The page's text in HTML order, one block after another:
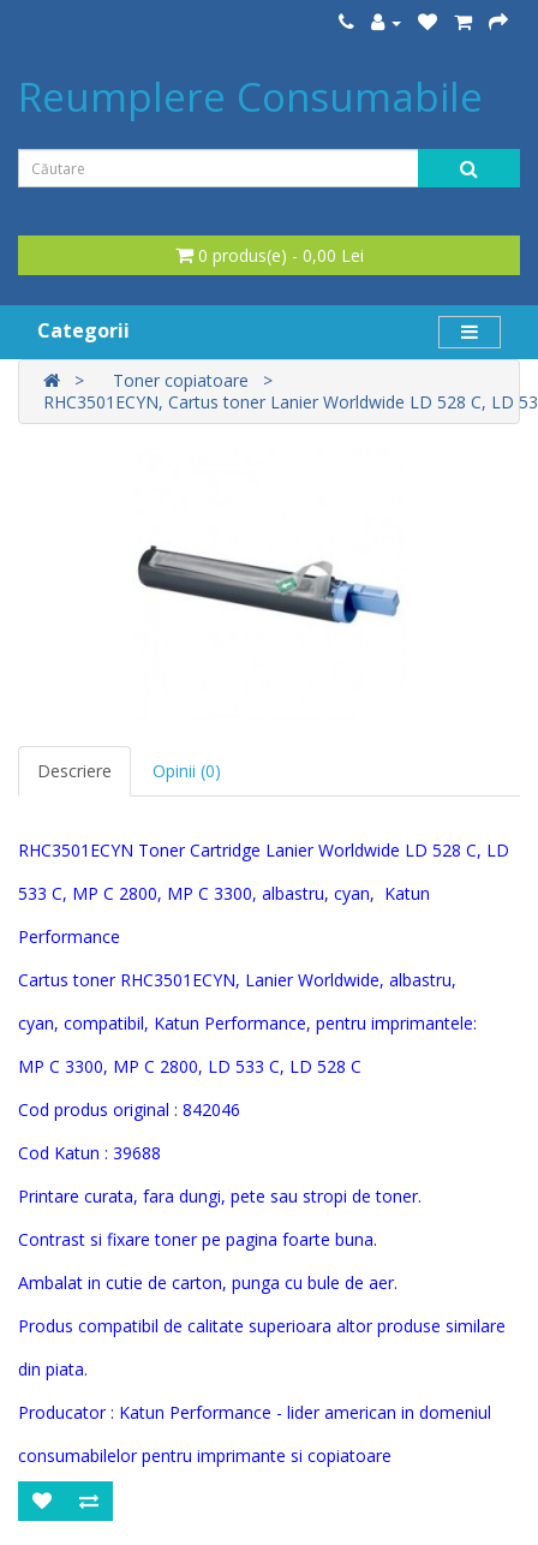
Reumplere Consumabile
0 produs(e) - 0,00 Lei
Categorii
Toner copiatoare
RHC3501ECYN, Cartus toner Lanier Worldwide LD 528 C, LD
Descriere Opinii (0)
RHC3501ECYN Toner Cartridge Lanier Worldwide LD 528 C, LD
533 C, MP C 2800, MP C 3300, albastru, cyan, Katun
Performance
Cartus toner RHC3501ECYN, Lanier Worldwide, albastru,
cyan, compatibil, Katun Performance, pentru imprimantele:
MP C 3300, MP C 2800, LD 533 C, LD 528 C
Cod produs original : 842046
Cod Katun : 39688
Printare curata, fara dungi, pete sau stropi de toner.
Contrast si fixare toner pe pagina foarte buna.
Ambalat in cutie de carton, punga cu bule de aer.
Produs compatibil de calitate superioara altor produse similare
din piata.
Producator : Katun Performance - lider american in domeniul
consumabilelor pentru imprimante si copiatoare